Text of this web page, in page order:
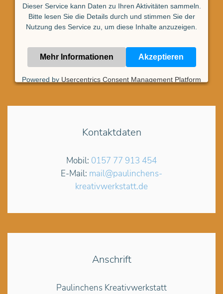
Dieser Service kann Daten zu Ihren Aktivitäten sammeln.
Bitte lesen Sie die Details durch und stimmen Sie der
Nutzung des Service zu, um diese Inhalte anzuzeigen.
Mehr Informationen Akzeptieren
Powered by Usercentrics Consent Management Platform
Kontaktdaten
Mobil: 0157 77 913 454
E-Mail: mail@paulinchens-
kreativwerkstatt.de
Anschrift
Paulinchens Kreativwerkstatt